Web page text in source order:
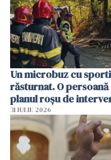
Un microbuz cu
răsturnat. O
planul roșu de
31 IULIE 2026